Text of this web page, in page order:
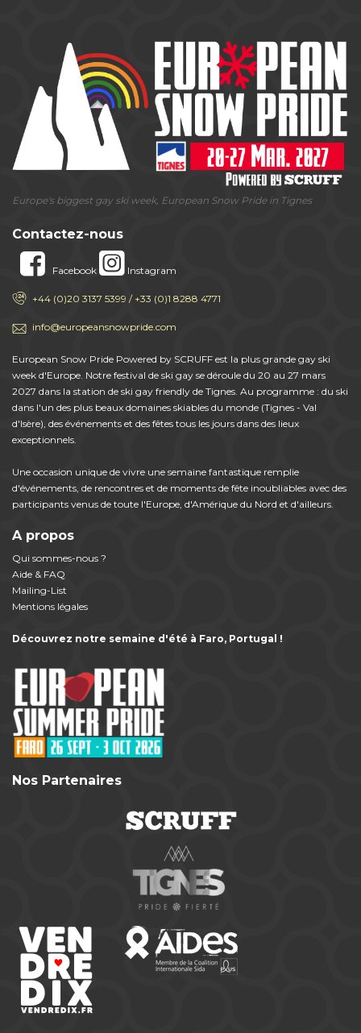
Europe's biggest gay ski week, European Snow Pride in Tignes
Contactez-nous
Facebook Instagram
+44 (0)20 3137 5399 / +33 (0)1 8288 4771
info@europeansnowpride.com
European Snow Pride Powered by SCRUFF est la plus grande gay ski
week d'Europe. Notre festival de ski gay se déroule du 20 au 27 mars
2027 dans la station de ski gay friendly de Tignes. Au programme : du ski
dans l'un des plus beaux domaines skiables du monde (Tignes - Val
d'Isère), des événements et des fêtes tous les jours dans des lieux
exceptionnels.
Une occasion unique de vivre une semaine fantastique remplie
d'événements, de rencontres et de moments de fête inoubliables avec des
participants venus de toute l'Europe, d'Amérique du Nord et d'ailleurs.
A propos
Qui sommes-nous ?
Aide & FAQ
Mailing-List
Mentions légales
Découvrez notre semaine d'été à Faro, Portugal !
Nos Partenaires